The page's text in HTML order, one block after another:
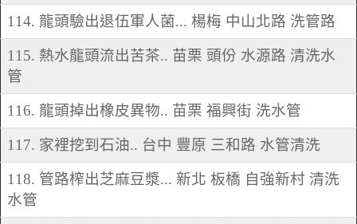
114. 龍頭驗出退伍軍人菌... 楊梅 中山北路 洗管路
115. 熱水龍頭流出苦茶.. 苗栗 頭份 水源路 清洗水
管
116. 龍頭掉出橡皮異物.. 苗栗 福興街 洗水管
117. 家裡挖到石油.. 台中 豐原 三和路 水管清洗
118. 管路榨出芝麻豆漿... 新北 板橋 自強新村 清洗
水管